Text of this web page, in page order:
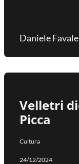
Daniele Favale
Velletri
Picca
Cultura
24/12/2024